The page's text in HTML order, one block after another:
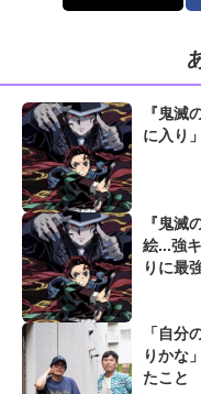
『鬼滅
に入り
『鬼滅
絵...強
りに最
「自分
りかな
たこと